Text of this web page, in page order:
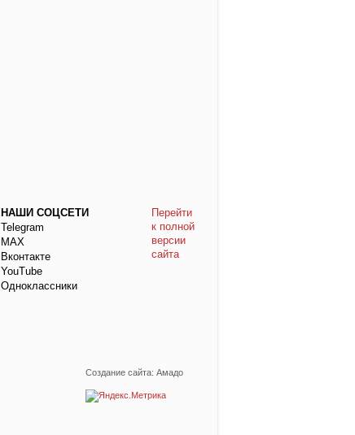
НАШИ СОЦСЕТИ
Telegram
МАХ
Вконтакте
YouTube
Одноклассники
Перейти
к полной
версии
сайта
Создание сайта: Амадо